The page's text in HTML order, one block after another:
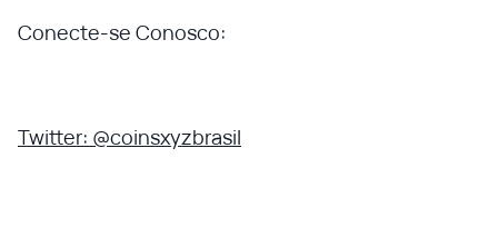
Conecte-se Conosco:
Twitter: @coinsxyzbrasil